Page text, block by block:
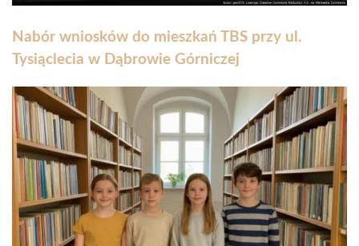
Nabór wniosków do mieszkań TBS przy ul.
Tysiąclecia w Dąbrowie Górniczej